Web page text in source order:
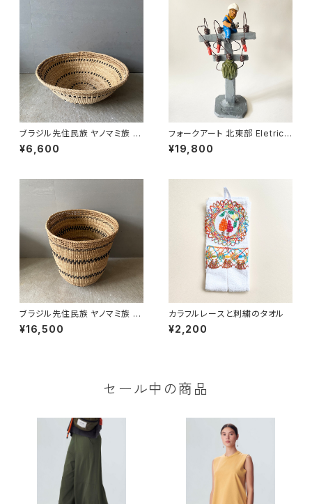
ブラジル先住民族 ヤノマミ族 カ
ゴ '25（５）
¥6,600
フォークアート 北東部 Eletrici
sta 電気工事士 LUIS ANTO
NIO
¥19,800
ブラジル先住民族 ヤノマミ族 カ
ゴ '25（４）
¥16,500
カラフルレースと刺繍のタオル
¥2,200
セール中の商品